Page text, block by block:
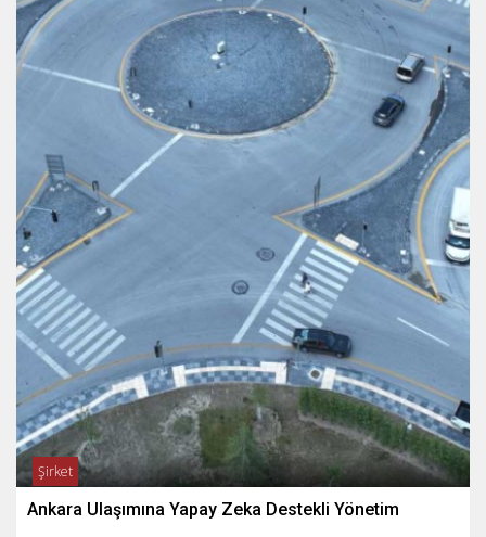
Şirket
Ankara Ulaşımına Yapay Zeka Destekli Yönetim